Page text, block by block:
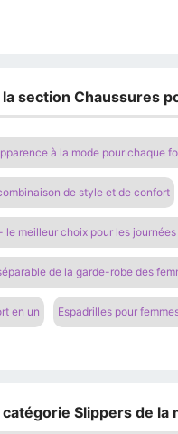
section Chaussures
à la mode pour chaque
de style et de confort
le meilleur choix pour les
de la garde-robe des
en un Espadrilles pour
Slippers de